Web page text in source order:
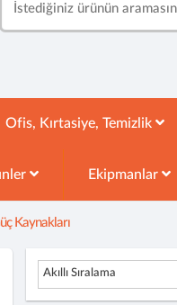
Ofis, Kırtasiye, Temizlik
Ekipmanlar
Kaynakları
Akıllı Sıralama